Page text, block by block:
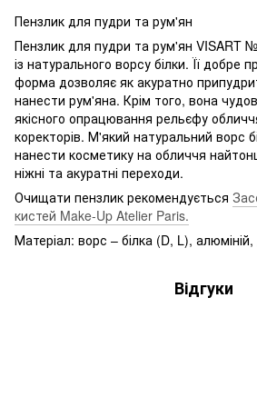
Пензлик для пудри та рум'ян
Пензлик для пудри та рум'ян VISART
із натурального ворсу білки. Її добре
форма дозволяє як акуратно
нанести рум'яна. Крім того, вона
якісного опрацювання рельєфу
коректорів. М'який натуральний ворс
нанести косметику на обличчя
ніжні та акуратні переходи.
Очищати пензлик рекомендується
кистей Make-Up Atelier Paris.
Матеріал: ворс – білка (D, L),
Відгуки